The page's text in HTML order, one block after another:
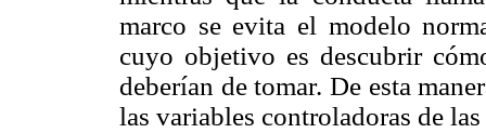
marco se evita el modelo
cuyo objetivo es descubrir
deberían de tomar. De esta
las variables controladoras de